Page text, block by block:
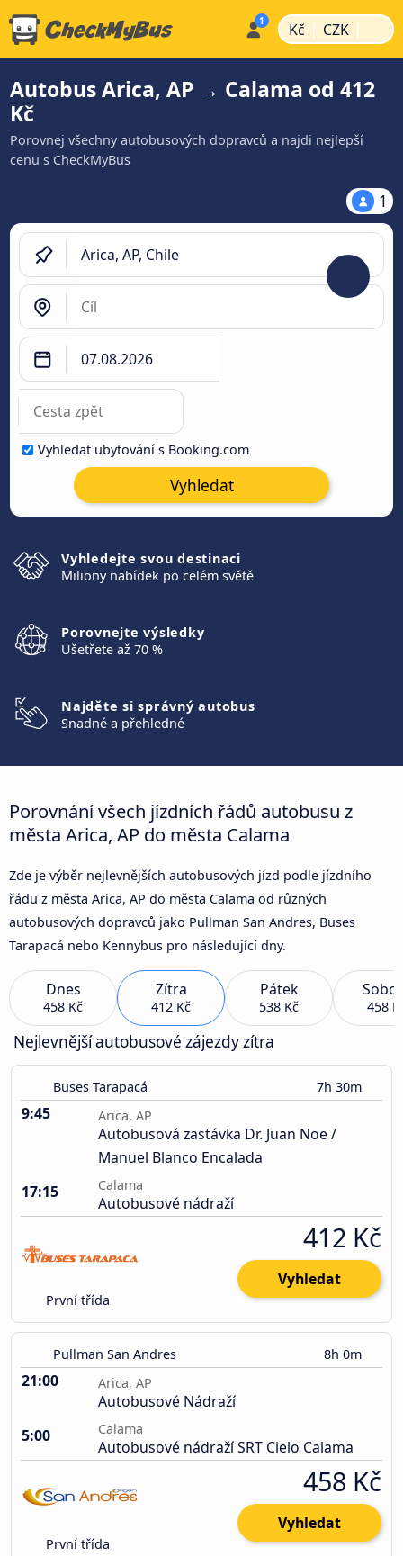
Kč | CZK |
Autobus Arica, AP → Calama od 412
Kč
Porovnej všechny autobusových dopravců a najdi nejlepší
cenu s CheckMyBus
1
Vyhledat ubytování s Booking.com
Vyhledat
Vyhledejte svou destinaci
Miliony nabídek po celém světě
Porovnejte výsledky
Ušetřete až 70 %
Najděte si správný autobus
Snadné a přehledné
Porovnání všech jízdních řádů autobusu z
města Arica, AP do města Calama
Zde je výběr nejlevnějších autobusových jízd podle jízdního
řádu z města Arica, AP do města Calama od různých
autobusových dopravců jako Pullman San Andres, Buses
Tarapacá nebo Kennybus pro následující dny.
Dnes
458 Kč
Zítra
412 Kč
Pátek
538 Kč 458
Nejlevnější autobusové zájezdy zítra
Buses Tarapacá 7h 30m
9:45 Arica, AP
Autobusová zastávka Dr. Juan Noe /
Manuel Blanco Encalada
17:15
Calama
Autobusové nádraží
První třída
412 Kč
Vyhledat
Pullman San Andres 8h 0m
21:00 Arica, AP
Autobusové Nádraží
5:00
Calama
Autobusové nádraží SRT Cielo Calama
První třída
458 Kč
Vyhledat